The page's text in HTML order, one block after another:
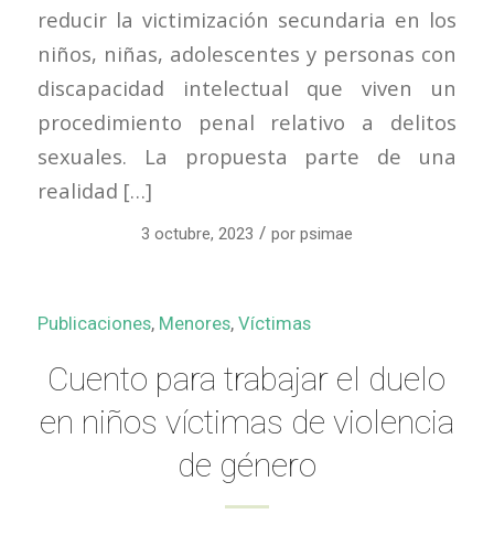
reducir la victimización secundaria en los
niños, niñas, adolescentes y personas con
discapacidad intelectual que viven un
procedimiento penal relativo a delitos
sexuales. La propuesta parte de una
realidad […]
3 octubre, 2023 / por psimae
Publicaciones, Menores, Víctimas
Cuento para trabajar el duelo
en niños víctimas de violencia
de género